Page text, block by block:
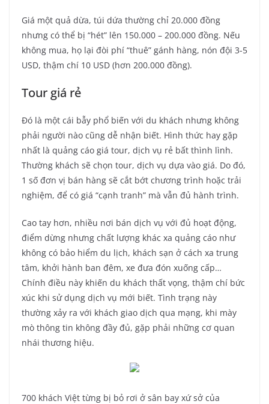
Giá một quả dừa, túi dứa thường chỉ 20.000 đồng
nhưng có thể bị “hét” lên 150.000 – 200.000 đồng. Nếu
không mua, họ lại đòi phí “thuê” gánh hàng, nón đội 3-5
USD, thậm chí 10 USD (hơn 200.000 đồng).
Tour giá rẻ
Đó là một cái bẫy phổ biến với du khách nhưng không
phải người nào cũng dễ nhận biết. Hình thức hay gặp
nhất là quảng cáo giá tour, dịch vụ rẻ bất thình lình.
Thường khách sẽ chọn tour, dịch vụ dựa vào giá. Do đó,
1 số đơn vị bán hàng sẽ cắt bớt chương trình hoặc trải
nghiệm, để có giá “cạnh tranh” mà vẫn đủ hành trình.
Cao tay hơn, nhiều nơi bán dịch vụ với đủ hoạt động,
điểm dừng nhưng chất lượng khác xa quảng cáo như
không có bảo hiểm du lịch, khách sạn ở cách xa trung
tâm, khởi hành ban đêm, xe đưa đón xuống cấp…
Chính điều này khiến du khách thất vọng, thậm chí bức
xúc khi sử dụng dịch vụ mới biết. Tình trạng này
thường xảy ra với khách giao dịch qua mạng, khi mày
mò thông tin không đầy đủ, gặp phải những cơ quan
nhái thương hiệu.
700 khách Việt từng bị bỏ rơi ở sân bay xứ sở của